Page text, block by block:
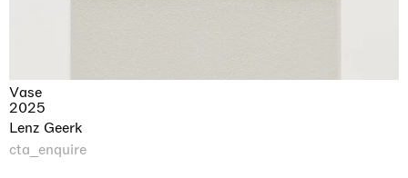
Vase
2025
Lenz Geerk
cta_enquire